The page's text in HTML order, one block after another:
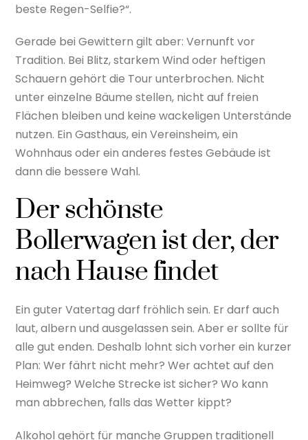
beste Regen-Selfie?“.
Gerade bei Gewittern gilt aber: Vernunft vor
Tradition. Bei Blitz, starkem Wind oder heftigen
Schauern gehört die Tour unterbrochen. Nicht
unter einzelne Bäume stellen, nicht auf freien
Flächen bleiben und keine wackeligen Unterstände
nutzen. Ein Gasthaus, ein Vereinsheim, ein
Wohnhaus oder ein anderes festes Gebäude ist
dann die bessere Wahl.
Der schönste
Bollerwagen ist der, der
nach Hause findet
Ein guter Vatertag darf fröhlich sein. Er darf auch
laut, albern und ausgelassen sein. Aber er sollte für
alle gut enden. Deshalb lohnt sich vorher ein kurzer
Plan: Wer fährt nicht mehr? Wer achtet auf den
Heimweg? Welche Strecke ist sicher? Wo kann
man abbrechen, falls das Wetter kippt?
Alkohol gehört für manche Gruppen traditionell